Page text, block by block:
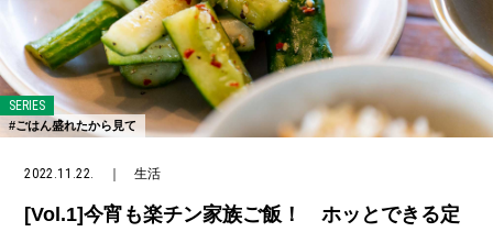
SERIES
#ごはん盛れたから見て
2022.11.22. ｜生活
[Vol.1]今宵も楽チン家族ご飯！ ホッとできる定